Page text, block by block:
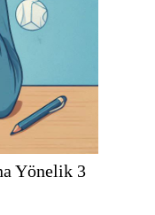
Yönelik 3